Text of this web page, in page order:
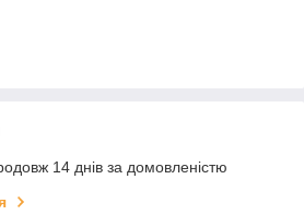
14 днів за домовленістю